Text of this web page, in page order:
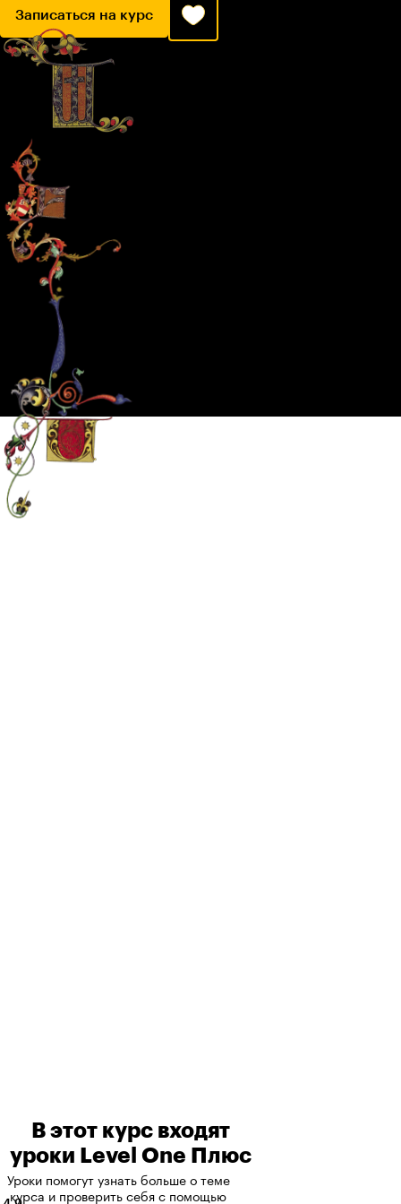
Записаться на курс
В этот курс входят
уроки Level One Плюс
Уроки помогут узнать больше о теме
курса и проверить себя с помощью